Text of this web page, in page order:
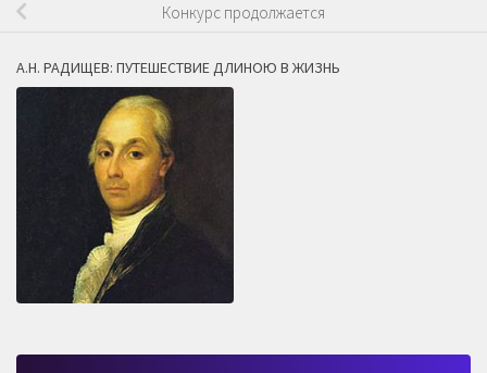
Конкурс продолжается
А.Н. РАДИЩЕВ: ПУТЕШЕСТВИЕ ДЛИНОЮ В ЖИЗНЬ